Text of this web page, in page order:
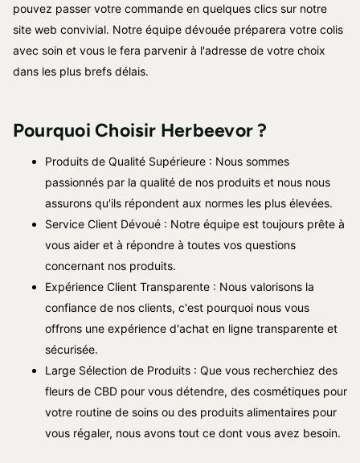
pouvez passer votre commande en quelques clics sur notre
site web convivial. Notre équipe dévouée préparera votre colis
avec soin et vous le fera parvenir à l'adresse de votre choix
dans les plus brefs délais.
Pourquoi Choisir Herbeevor ?
Produits de Qualité Supérieure : Nous sommes
passionnés par la qualité de nos produits et nous nous
assurons qu'ils répondent aux normes les plus élevées.
Service Client Dévoué : Notre équipe est toujours prête à
vous aider et à répondre à toutes vos questions
concernant nos produits.
Expérience Client Transparente : Nous valorisons la
confiance de nos clients, c'est pourquoi nous vous
offrons une expérience d'achat en ligne transparente et
sécurisée.
Large Sélection de Produits : Que vous recherchiez des
fleurs de CBD pour vous détendre, des cosmétiques pour
votre routine de soins ou des produits alimentaires pour
vous régaler, nous avons tout ce dont vous avez besoin.